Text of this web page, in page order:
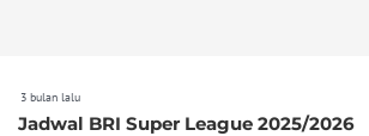
3 bulan lalu
Jadwal BRI Super League 2025/2026